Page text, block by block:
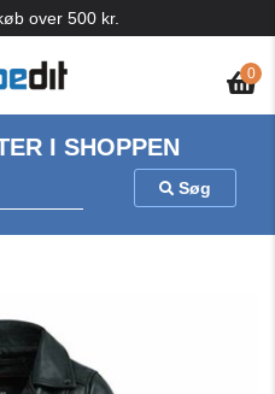
0
over 500 kr.
I SHOPPEN
Søg